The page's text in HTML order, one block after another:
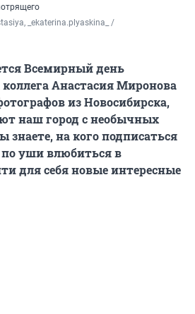
_ekaterina.plyaskina_ /
Всемирный день
Анастасия Миронова
из Новосибирска,
наш город с необычных
знаете, на кого подписаться
уши влюбиться в
для себя новые интересные